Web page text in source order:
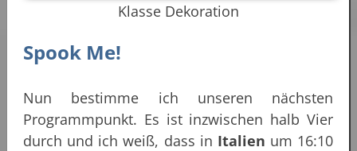
Klasse Dekoration
Spook Me!
Nun bestimme ich unseren nächsten
Programmpunkt. Es ist inzwischen halb Vier
durch und ich weiß, dass in Italien um 16:10